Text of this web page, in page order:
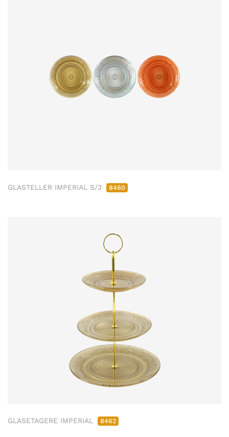
GLASTELLER IMPERIAL S/3 8460
GLASETAGERE IMPERIAL 8462